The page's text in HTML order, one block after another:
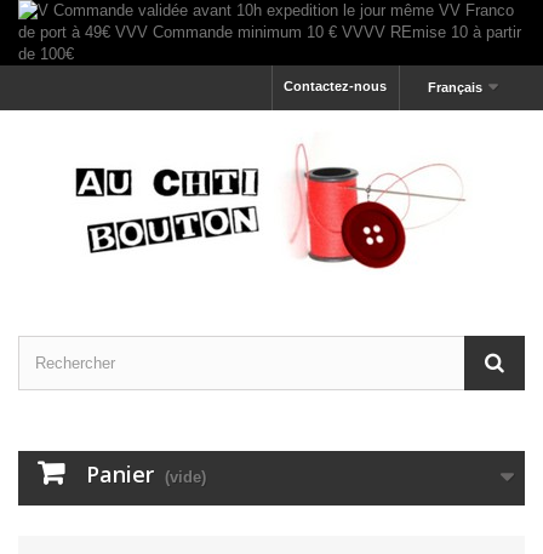
Français
Contactez-nous
Panier (vide)